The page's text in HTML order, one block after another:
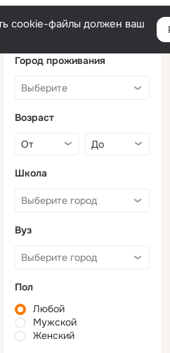
cookie-файлы должен ваш
Город проживания
Возраст
Школа
Вуз
Пол
Любой
Мужской
Женский